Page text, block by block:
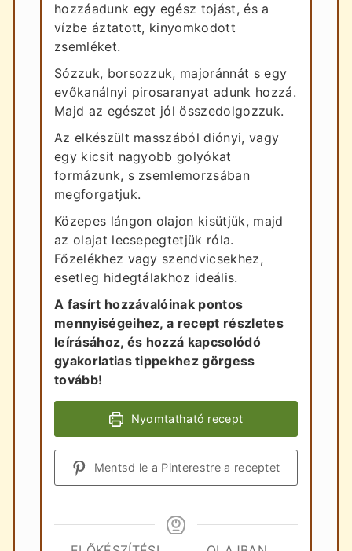
hozzáadunk egy egész tojást, és a
vízbe áztatott, kinyomkodott
zsemléket.
Sózzuk, borsozzuk, majoránnát s egy
evőkanálnyi pirosaranyat adunk hozzá.
Majd az egészet jól összedolgozzuk.
Az elkészült masszából diónyi, vagy
egy kicsit nagyobb golyókat
formázunk, s zsemlemorzsában
megforgatjuk.
Közepes lángon olajon kisütjük, majd
az olajat lecsepegtetjük róla.
Főzelékhez vagy szendvicsekhez,
esetleg hidegtálakhoz ideális.
A fasírt hozzávalóinak pontos
mennyiségeihez, a recept részletes
leírásához, és hozzá kapcsolódó
gyakorlatias tippekhez görgess
tovább!
Nyomtatható recept
Mentsd le a Pinterestre a receptet